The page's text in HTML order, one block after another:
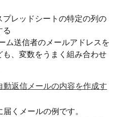
プレッドシートの特定の列の
る
ム送信者のメールアドレスを
、変数をうまく組み合わせ
くメールの例です。